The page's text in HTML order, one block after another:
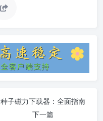
种子磁力下载器：全面指南
下一篇